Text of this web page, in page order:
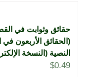
حقائق وثوابت في
(الحقائق الأربعون
النصية (النسخة
$0.49